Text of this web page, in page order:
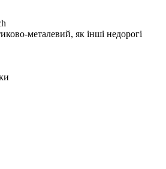
металевий, як інші недорогі